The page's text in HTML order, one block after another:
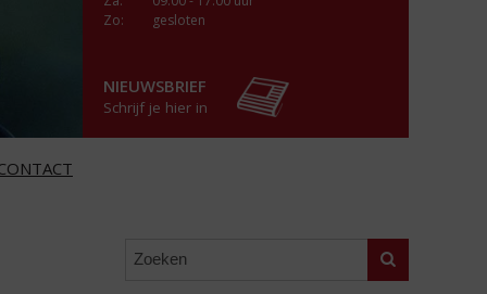
Zo:
gesloten
NIEUWSBRIEF
Schrijf je hier in
Zoeken